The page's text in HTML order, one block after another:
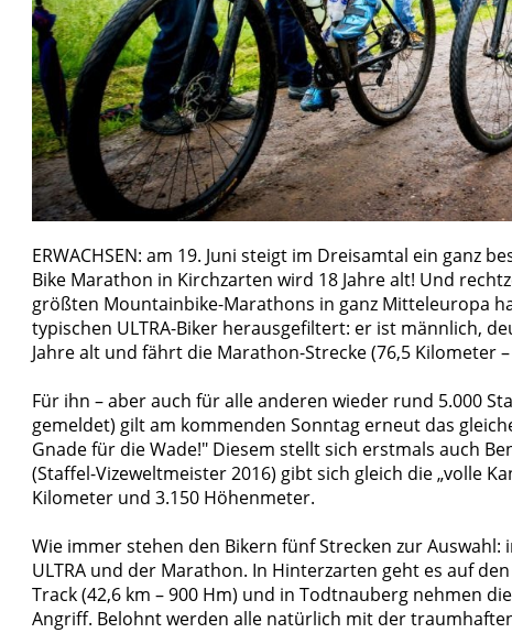
ERWACHSEN: am 19. Juni steigt im Dreisamtal ein ganz
Bike Marathon in Kirchzarten wird 18 Jahre alt! Und
größten Mountainbike-Marathons in ganz Mitteleuropa
typischen ULTRA-Biker herausgefiltert: er ist männlich,
Jahre alt und fährt die Marathon-Strecke (76,5 Kilometer
Für ihn – aber auch für alle anderen wieder rund 5.000
gemeldet) gilt am kommenden Sonntag erneut das
Gnade für die Wade!" Diesem stellt sich erstmals auch
(Staffel-Vizeweltmeister 2016) gibt sich gleich die „volle
Kilometer und 3.150 Höhenmeter.
Wie immer stehen den Bikern fünf Strecken zur
ULTRA und der Marathon. In Hinterzarten geht es auf
Track (42,6 km – 900 Hm) und in Todtnauberg nehmen
Angriff. Belohnt werden alle natürlich mit der